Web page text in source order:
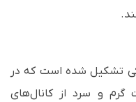
تشکیل شده است که در
گرم و سرد از کانال‌های